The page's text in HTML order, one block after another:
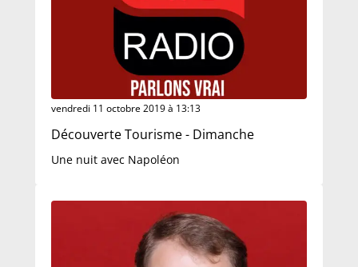
vendredi 11 octobre 2019 à 13:13
Découverte Tourisme - Dimanche
Une nuit avec Napoléon